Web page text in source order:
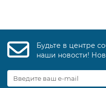
Будьте в центре
наши новости!